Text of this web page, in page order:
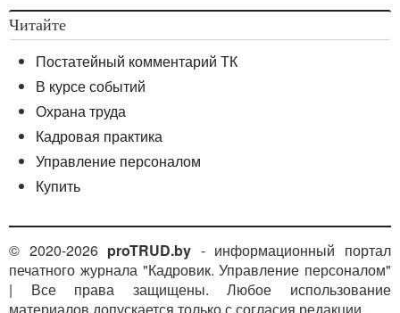
Читайте
Постатейный комментарий ТК
В курсе событий
Охрана труда
Кадровая практика
Управление персоналом
Купить
© 2020-2026 proTRUD.by - информационный портал
печатного журнала "Кадровик. Управление персоналом"
| Все права защищены. Любое использование